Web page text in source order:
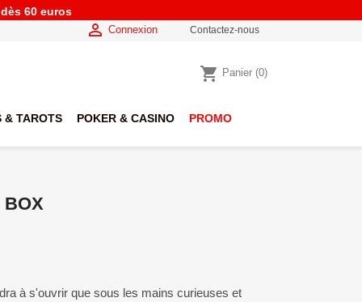
60 euros
 Connexion Contactez-nous
shopping_cart Panier (0)
& TAROTS POKER & CASINO PROMO
BOX
à s'ouvrir que sous les mains curieuses et